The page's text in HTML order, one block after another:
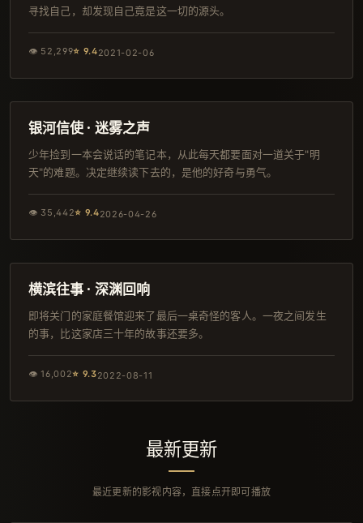
寻找自己，却发现自己竟是这一切的源头。
👁 52,299⭐ 9.42021-02-06
4K
银河信使 · 迷雾之声
少年捡到一本会说话的笔记本，从此每天都要面对一道关于"明
天"的难题。决定继续读下去的，是他的好奇与勇气。
👁 35,442⭐ 9.42026-04-26
独播
横滨往事 · 深渊回响
即将关门的家庭餐馆迎来了最后一桌奇怪的客人。一夜之间发生
的事，比这家店三十年的故事还要多。
👁16,002⭐ 9.32022-08-11
最新更新
最近更新的影视内容，直接点开即可播放